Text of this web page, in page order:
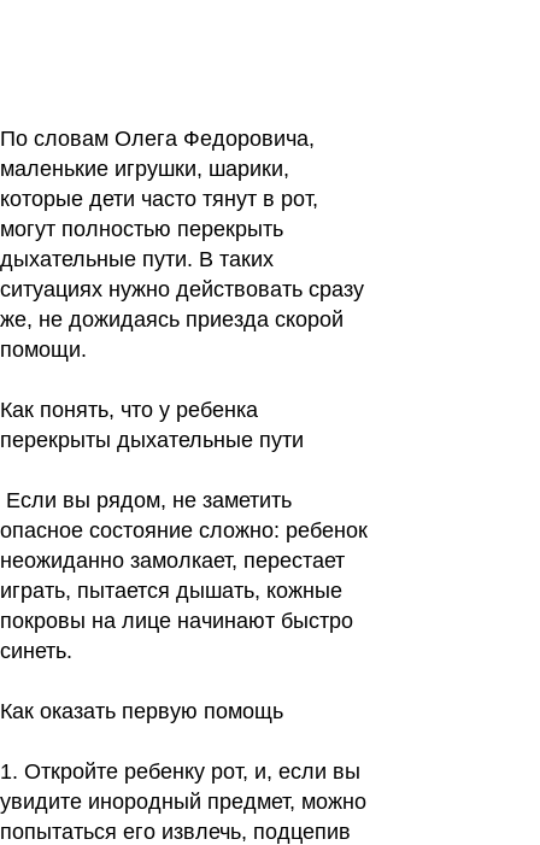
По словам Олега Федоровича,
маленькие игрушки, шарики,
которые дети часто тянут в рот,
могут полностью перекрыть
дыхательные пути. В таких
ситуациях нужно действовать сразу
же, не дожидаясь приезда скорой
помощи.
Как понять, что у ребенка
перекрыты дыхательные пути
Если вы рядом, не заметить
опасное состояние сложно: ребенок
неожиданно замолкает, перестает
играть, пытается дышать, кожные
покровы на лице начинают быстро
синеть.
Как оказать первую помощь
1. Откройте ребенку рот, и, если вы
увидите инородный предмет, можно
попытаться его извлечь, подцепив